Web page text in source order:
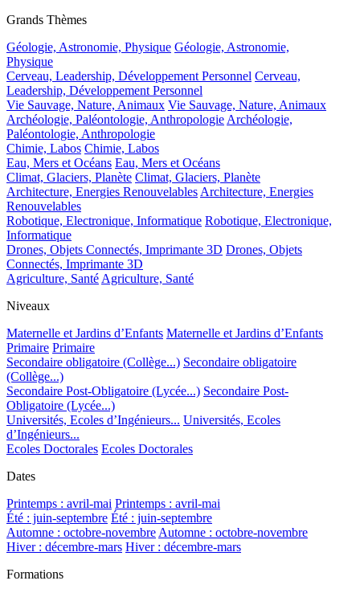
Grands Thèmes
Géologie, Astronomie, Physique Géologie, Astronomie,
Physique
Cerveau, Leadership, Développement Personnel Cerveau,
Leadership, Développement Personnel
Vie Sauvage, Nature, Animaux Vie Sauvage, Nature, Animaux
Archéologie, Paléontologie, Anthropologie Archéologie,
Paléontologie, Anthropologie
Chimie, Labos Chimie, Labos
Eau, Mers et Océans Eau, Mers et Océans
Climat, Glaciers, Planète Climat, Glaciers, Planète
Architecture, Energies Renouvelables Architecture, Energies
Renouvelables
Robotique, Electronique, Informatique Robotique, Electronique,
Informatique
Drones, Objets Connectés, Imprimante 3D Drones, Objets
Connectés, Imprimante 3D
Agriculture, Santé Agriculture, Santé
Niveaux
Maternelle et Jardins d’Enfants Maternelle et Jardins d’Enfants
Primaire Primaire
Secondaire obligatoire (Collège...) Secondaire obligatoire
(Collège...)
Secondaire Post-Obligatoire (Lycée...) Secondaire Post-
Obligatoire (Lycée...)
Universités, Ecoles d’Ingénieurs... Universités, Ecoles
d’Ingénieurs...
Ecoles Doctorales Ecoles Doctorales
Dates
Printemps : avril-mai Printemps : avril-mai
Été : juin-septembre Été : juin-septembre
Automne : octobre-novembre Automne : octobre-novembre
Hiver : décembre-mars Hiver : décembre-mars
Formations